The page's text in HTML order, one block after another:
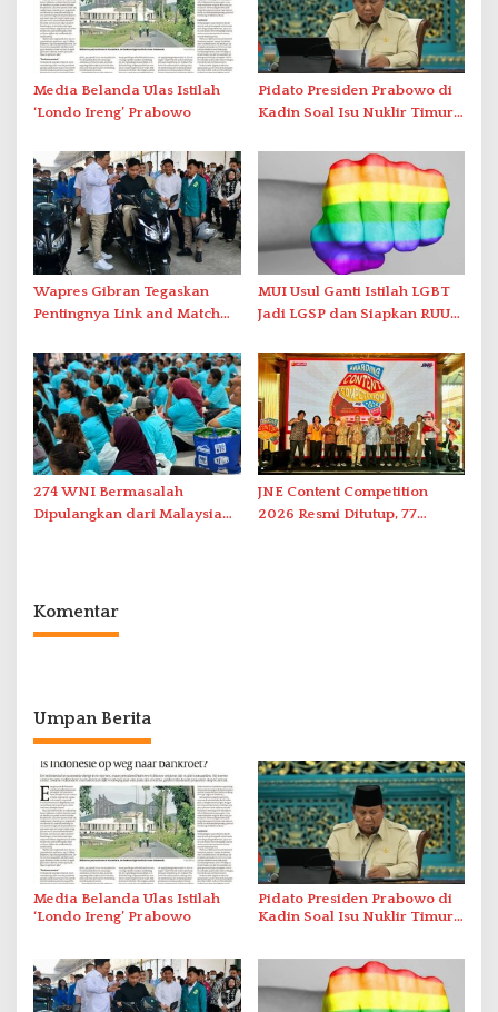
Media Belanda Ulas Istilah
‘Londo Ireng’ Prabowo
Pidato Presiden Prabowo di
Kadin Soal Isu Nuklir Timur
Wapres Gibran Tegaskan
Pentingnya Link and Match
Kendaraan Listrik
MUI Usul Ganti Istilah LGBT
Jadi LGSP dan Siapkan RUU
274 WNI Bermasalah
Dipulangkan dari Malaysia
JNE Content Competition
2026 Resmi Ditutup, 77
Komentar
Umpan Berita
Media Belanda Ulas Istilah
‘Londo Ireng’ Prabowo
Pidato Presiden Prabowo di
Kadin Soal Isu Nuklir Timur